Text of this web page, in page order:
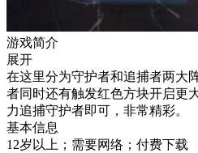
游戏简介
展开
在这里分为守护者和追捕者两大
者同时还有触发红色方块开启更
力追捕守护者即可，非常精彩。
基本信息
12岁以上；需要网络；付费下载